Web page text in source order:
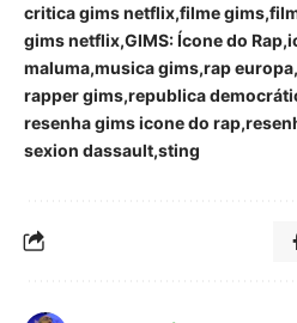
critica gims netflix filme gims
gims netflix GIMS: Ícone do Rap
maluma musica gims rap europa
rapper gims republica
resenha gims icone do rap
sexion dassault sting